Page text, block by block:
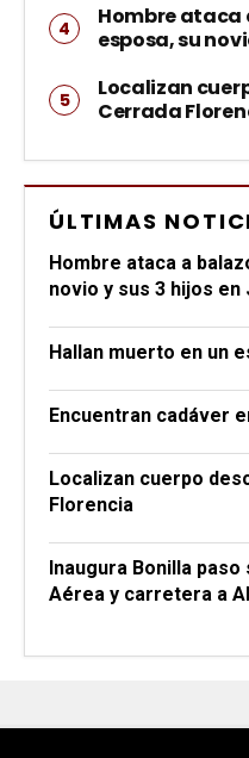
Hombre ataca
esposa, su
Localizan
Cerrada
ÚLTIMAS
Hombre ataca a
novio y sus 3 hijos en
Hallan muerto en un
Encuentran cadáver
Localizan cuerpo
Florencia
Inaugura Bonilla
Aérea y carretera a